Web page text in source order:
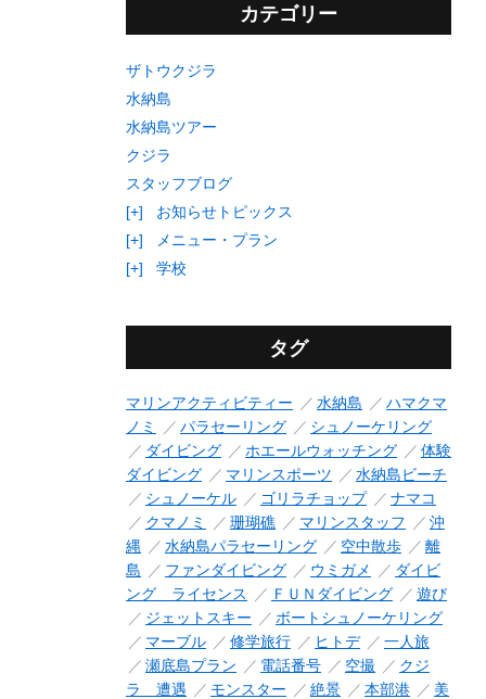
カテゴリー
ザトウクジラ
水納島
水納島ツアー
クジラ
スタッフブログ
[+]
お知らせトピックス
[+]
メニュー・プラン
[+]
学校
タグ
マリンアクティビティー 水納島
ハマクマ
ノミ
パラセーリング
シュノーケリング
ダイビング
ホエールウォッチング
体験
ダイビング
マリンスポーツ
水納島ビーチ
シュノーケル
ゴリラチョップ
ナマコ
クマノミ
珊瑚礁 マリンスタッフ
沖
縄
水納島パラセーリング 空中散歩
離
島
ファンダイビング ウミガメ
ダイビ
ング ライセンス
ＦＵＮダイビング
遊び
ジェットスキー
ボートシュノーケリング
マーブル
修学旅行 ヒトデ
一人旅
瀬底島プラン
電話番号 空撮
クジ
ラ 遭遇
モンスター 絶景 本部港
美